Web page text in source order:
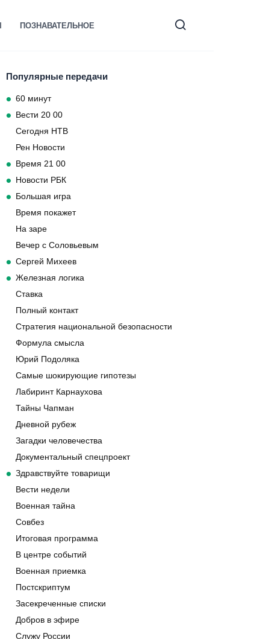
ПОЗНАВАТЕЛЬНОЕ
Популярные передачи
60 минут
Вести 20 00
Сегодня НТВ
Рен Новости
Время 21 00
Новости РБК
Большая игра
Время покажет
На заре
Вечер с Соловьевым
Сергей Михеев
Железная логика
Ставка
Полный контакт
Стратегия национальной безопасности
Формула смысла
Юрий Подоляка
Самые шокирующие гипотезы
Лабиринт Карнаухова
Тайны Чапман
Дневной рубеж
Загадки человечества
Документальный спецпроект
Здравствуйте товарищи
Вести недели
Военная тайна
Совбез
Итоговая программа
В центре событий
Военная приемка
Постскриптум
Засекреченные списки
Добров в эфире
Служу России